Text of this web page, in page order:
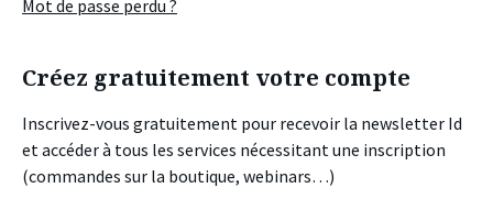
Mot de passe perdu ?
Créez gratuitement votre compte
Inscrivez-vous gratuitement pour recevoir la newsletter Id
et accéder à tous les services nécessitant une inscription
(commandes sur la boutique, webinars…)